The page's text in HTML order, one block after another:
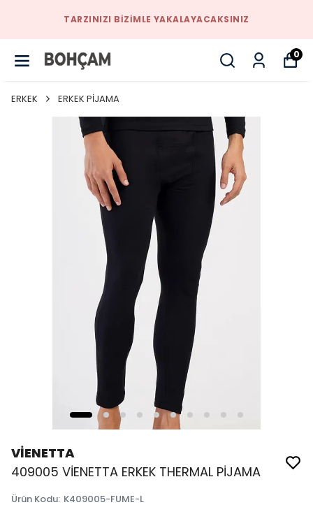
TARZINIZI BIZIMLE YAKALAYACAKSINIZ
0
ERKEK ERKEK PİJAMA
VİENETTA
409005 VİENETTA ERKEK THERMAL PİJAMA
Ürün Kodu: K409005-FUME-L